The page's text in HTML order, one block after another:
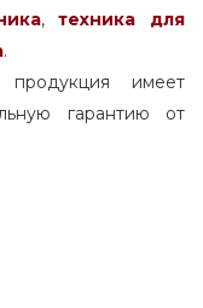
,
техника для
.
имеет
гарантию от